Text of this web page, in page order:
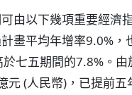
由以下幾項重要經濟
畫平均年增率9.0%，
七五期間的7.8%。由
(人民幣)，已提前五